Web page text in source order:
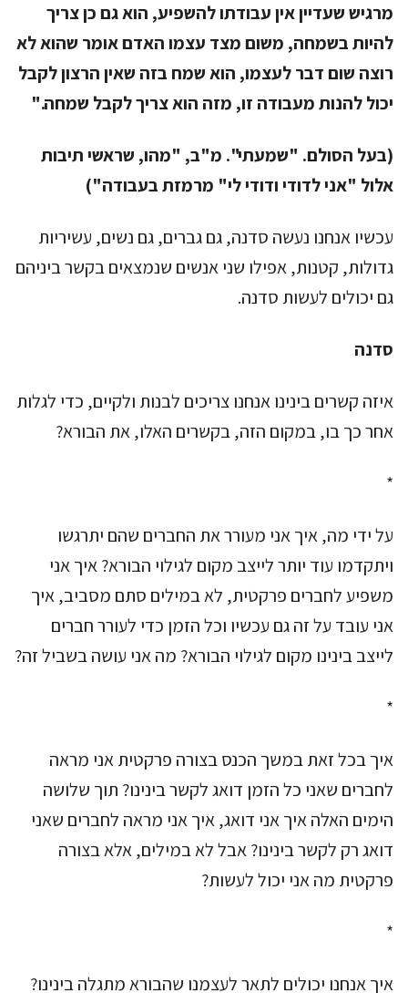
מרגיש שעדיין אין עבודתו להשפיע, הוא גם כן צריך
להיות בשמחה, משום מצד עצמו האדם אומר שהוא לא
רוצה שום דבר לעצמו, הוא שמח בזה שאין הרצון לקבל
יכול להנות מעבודה זו, מזה הוא צריך לקבל שמחה."
(בעל הסולם. "שמעתי". מ"ב, "מהו, שראשי תיבות
אלול "אני לדודי ודודי לי" מרמזת בעבודה")
עכשיו אנחנו נעשה סדנה, גם גברים, גם נשים, עשיריות
גדולות, קטנות, אפילו שני אנשים שנמצאים בקשר ביניהם
גם יכולים לעשות סדנה.
סדנה
איזה קשרים בינינו אנחנו צריכים לבנות ולקיים, כדי לגלות
אחר כך בו, במקום הזה, בקשרים האלו, את הבורא?
*
על ידי מה, איך אני מעורר את החברים שהם יתרגשו
ויתקדמו עוד יותר לייצב מקום לגילוי הבורא? איך אני
משפיע לחברים פרקטית, לא במילים סתם מסביב, איך
אני עובד על זה גם עכשיו וכל הזמן כדי לעורר חברים
לייצב בינינו מקום לגילוי הבורא? מה אני עושה בשביל זה?
*
איך בכל זאת במשך הכנס בצורה פרקטית אני מראה
לחברים שאני כל הזמן דואג לקשר בינינו? תוך שלושה
הימים האלה איך אני דואג, איך אני מראה לחברים שאני
דואג רק לקשר בינינו? אבל לא במילים, אלא בצורה
פרקטית מה אני יכול לעשות?
*
איך אנחנו יכולים לתאר לעצמנו שהבורא מתגלה בינינו?